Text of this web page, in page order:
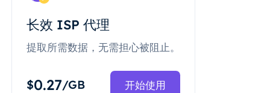
长效 ISP 代理
提取所需数据，无需担心被阻止。
$0.27/GB 开始使用